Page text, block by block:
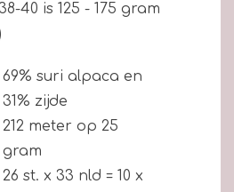
40 is 125 - 175 gram
69% suri alpaca en
31% zijde
212 meter op 25
gram
26 st. x 33 nld = 10 x